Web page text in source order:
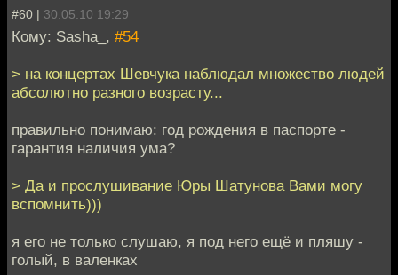
#60 | 30.05.10 19:29
Кому: Sasha_, #54
> на концертах Шевчука наблюдал множество людей
абсолютно разного возрасту...
правильно понимаю: год рождения в паспорте -
гарантия наличия ума?
> Да и прослушивание Юры Шатунова Вами могу
вспомнить)))
я его не только слушаю, я под него ещё и пляшу -
голый, в валенках